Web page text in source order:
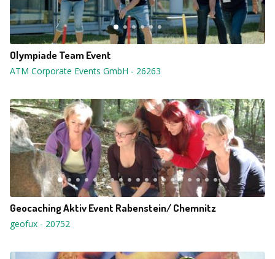
Olympiade Team Event
ATM Corporate Events GmbH - 26263
Geocaching Aktiv Event Rabenstein/ Chemnitz
geofux - 20752